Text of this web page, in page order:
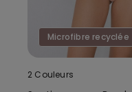
Microfibre recyclée
2 Couleurs